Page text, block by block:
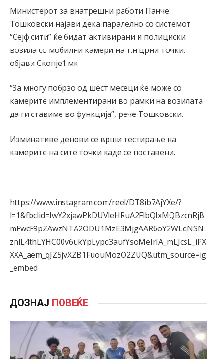
Министерот за внатрешни работи Панче
Тошковски најави дека паралелно со системот
“Сејф сити” ќе бидат активирани и полициски
возила со мобилни камери на т.н црни точки.
објави Скопје1.мк
“За многу побрзо од шест месеци ќе може со
камерите имплементирани во рамки на возилата
да ги ставиме во функција”, рече Тошковски.
Изминативе денови се врши тестирање на
камерите на сите точки каде се поставени.
https://www.instagram.com/reel/DT8ib7AjYXe/?
l=1&fbclid=IwY2xjawPkDUVleHRuA2FlbQIxMQBzcnRjB
mFwcF9pZAwzNTA2ODU1MzE3MjgAAR6oY2WLqNSN
znlL4thLYHC00v6ukYpLypd3aufYsoMeIrIA_mLJcsL_iPX
XXA_aem_qJZ5jvXZB1FuouMozO2ZUQ&utm_source=ig
_embed
ДОЗНАЈ ПОВЕЌЕ